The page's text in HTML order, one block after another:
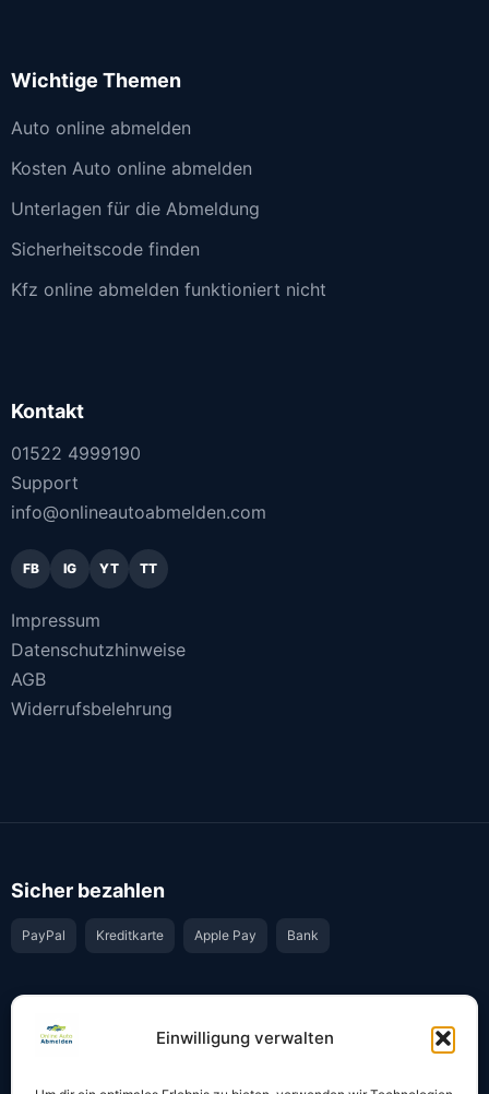
Einwilligung verwalten
Wichtige Themen
Auto online abmelden
Kosten Auto online abmelden
Unterlagen für die Abmeldung
Sicherheitscode finden
Kfz online abmelden funktioniert nicht
Kontakt
01522 4999190
Support
info@onlineautoabmelden.com
FB IG YT TT
Impressum
Datenschutzhinweise
AGB
Widerrufsbelehrung
Sicher bezahlen
PayPal Kreditkarte Apple Pay Bank